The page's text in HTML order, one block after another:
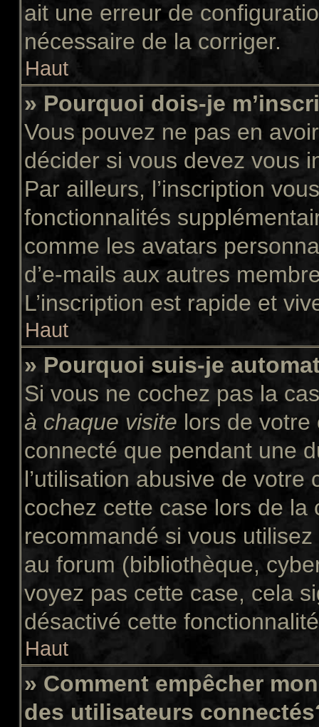
ait une erreur de
nécessaire de la corriger.
Haut
» Pourquoi dois-je
Vous pouvez ne pas en
décider si vous devez vous
Par ailleurs, l’inscription
fonctionnalités
comme les avatars
d’e-mails aux autres
L’inscription est rapide et
Haut
» Pourquoi suis-je
Si vous ne cochez pas la
à chaque visite lors de votre
connecté que pendant une
l’utilisation abusive de
cochez cette case lors de la
recommandé si vous
au forum (bibliothèque,
voyez pas cette case, cela
désactivé cette
Haut
» Comment empêcher
des utilisateurs